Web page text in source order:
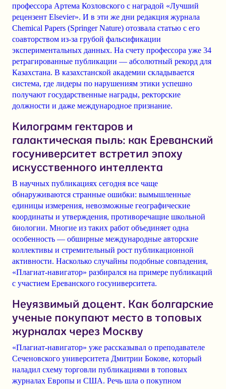
профессора Артема Козловского с наградой «Лучший
рецензент Elsevier». И в эти же дни редакция журнала
Chemical Papers (Springer Nature) отозвала статью с его
соавторством из-за грубой фальсификации
экспериментальных данных. На счету профессора уже 34
ретрагированные публикации — абсолютный рекорд для
Казахстана. В казахстанской академии складывается
система, где лидеры по нарушениям этики успешно
получают государственные награды, ректорские
должности и даже международное признание.
Килограмм гектаров и
галактическая пыль: как Ереванский
госуниверситет встретил эпоху
искусственного интеллекта
В научных публикациях сегодня все чаще
обнаруживаются странные ошибки: вымышленные
единицы измерения, невозможные географические
координаты и утверждения, противоречащие школьной
биологии. Многие из таких работ объединяет одна
особенность — обширные международные авторские
коллективы и стремительный рост публикационной
активности. Насколько случайны подобные совпадения,
«Плагиат-навигатор» разбирался на примере публикаций
с участием Ереванского госуниверситета.
Неуязвимый доцент. Как болгарские
ученые покупают место в топовых
журналах через Москву
«Плагиат-навигатор» уже рассказывал о преподавателе
Сеченовского университета Дмитрии Бокове, который
наладил схему торговли публикациями в топовых
журналах Европы и США. Речь шла о покупном